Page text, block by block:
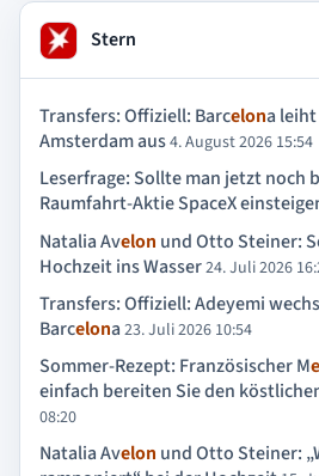
Stern
Transfers: Offiziell: Barcelona
Amsterdam aus4. August 2026 15:54
Leserfrage: Sollte man jetzt noch
Raumfahrt-Aktie SpaceX
Natalia Avelon und Otto Steiner:
Hochzeit ins Wasser24. Juli 2026
Transfers: Offiziell: Adeyemi
Barcelona 23. Juli 2026 10:54
Sommer-Rezept: Französischer M
einfach bereiten Sie den
08:20
Natalia Avelon und Otto Steiner: